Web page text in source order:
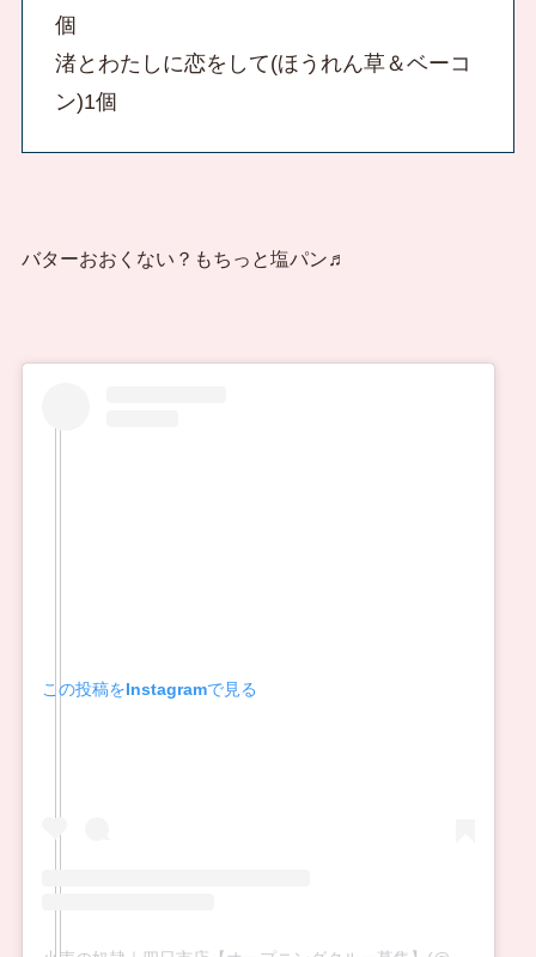
個
渚とわたしに恋をして(ほうれん草＆ベーコ
ン)1個
バターおおくない？もちっと塩パン♬
この投稿をInstagramで見る